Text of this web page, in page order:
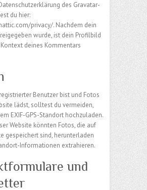
des Gravatar-
du hier:
privacy/. Nachdem dein
wurde, ist dein Profilbild
deines Kommentars
Benutzer bist und Fotos
lädst, solltest du vermeiden,
EXIF-GPS-Standort hochzuladen.
Website könnten Fotos, die auf
gespeichert sind, herunterladen
Informationen extrahieren.
und